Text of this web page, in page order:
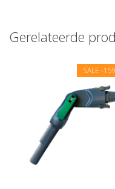
Gerelateerde
SALE -